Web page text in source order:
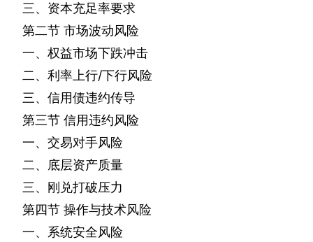
三、资本充足率要求
第二节 市场波动风险
一、权益市场下跌冲击
二、利率上行/下行风险
三、信用债违约传导
第三节 信用违约风险
一、交易对手风险
二、底层资产质量
三、刚兑打破压力
第四节 操作与技术风险
一、系统安全风险